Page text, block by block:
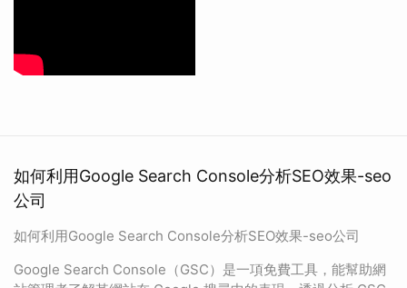
如何利用Google Search Console分析SEO效果-seo
公司
如何利用Google Search Console分析SEO效果-seo公司
Google Search Console（GSC）是一項免費工具，能幫助網